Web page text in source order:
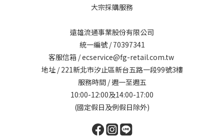
大宗採購服務
遠雄流通事業股份有限公司
統一編號 / 70397341
客服信箱 / ecservice@fg-retail.com.tw
地址 / 221新北市汐止區新台五路一段99號3樓
服務時間 / 週一至週五
10:00-12:00及14:00-17:00
(國定假日及例假日除外)